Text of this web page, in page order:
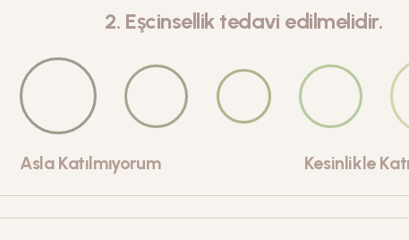
2. Eşcinsellik tedavi edilmelidir.
Asla Katılmıyorum Kesinlikle